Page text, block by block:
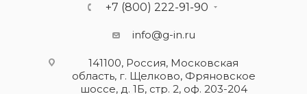
+7 (800) 222-91-90
info@g-in.ru
141100, Россия, Московская
область, г. Щелково, Фряновское
шоссе, д. 1Б, стр. 2, оф. 203-204